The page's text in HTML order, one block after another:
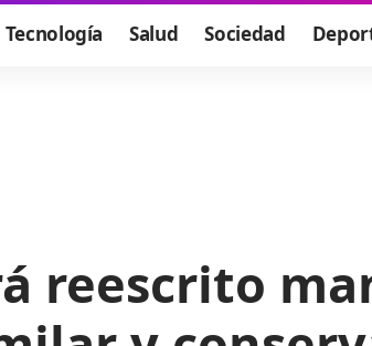
Tecnología Salud Sociedad
reescrito